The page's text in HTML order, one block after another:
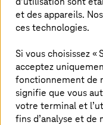
juste fait.
Les chiffres qui se
génération
20 pétaoctets de
d’opérations de
considérablement
l’IA en Allemagne
véritable puissance
et des appareils.
ces technologies.
Si vous choisissez
acceptez
fonctionnement de
signifie que vous
votre terminal et
fins d’analyse et